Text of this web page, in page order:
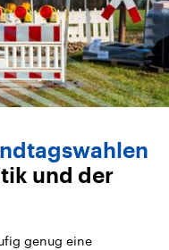
und der
genug eine